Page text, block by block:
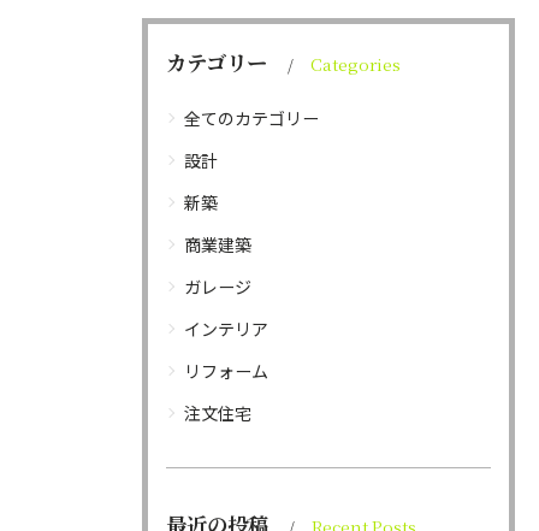
カテゴリー Categories
全てのカテゴリー
設計
新築
商業建築
ガレージ
インテリア
リフォーム
注文住宅
最近の投稿 Recent Posts